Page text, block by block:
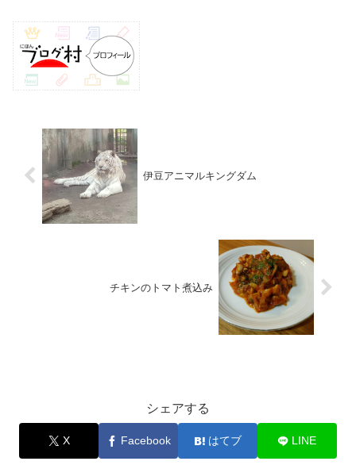
伊豆アニマルキングダム
チキンのトマト煮込み
シェアする
X Facebook はてブ LINE